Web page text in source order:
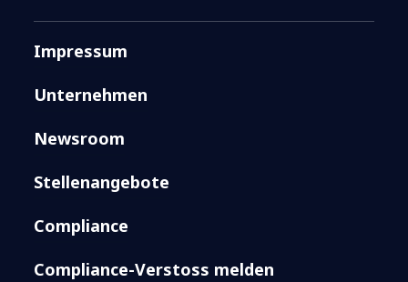
Impressum
Unternehmen
Newsroom
Stellenangebote
Compliance
Compliance-Verstoss melden